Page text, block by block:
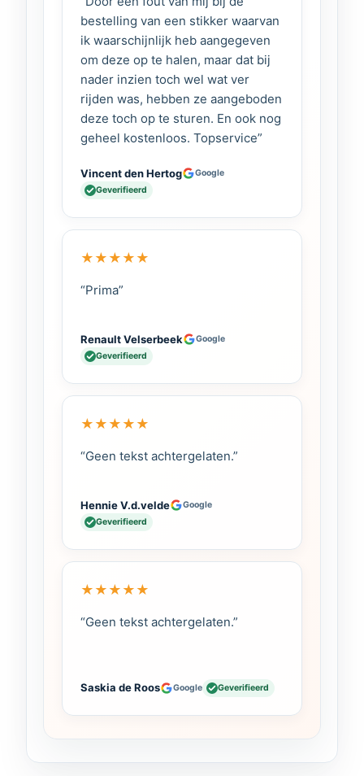
10A of 25A
bestelling van een stikker waarvan
ik waarschijnlijk heb aangegeven
om deze op te halen, maar dat bij
nader inzien toch wel wat ver
rijden was, hebben ze aangeboden
deze toch op te sturen. En ook nog
geheel kostenloos. Topservice”
Vincent den Hertog
Google
Geverifieerd
★ ★ ★ ★ ★
“Prima”
Renault Velserbeek
Google
Geverifieerd
★ ★ ★ ★ ★
“Geen tekst achtergelaten.”
Hennie V.d.velde
Google
Geverifieerd
★ ★ ★ ★ ★
“Geen tekst achtergelaten.”
Saskia de Roos Google Geverifieerd